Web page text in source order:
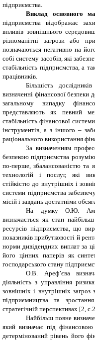
підприємства.
Виклад основного
підприємства відображає
впливів зовнішнього
різноманітні загрози або
позначаються негативно на
собі систему засобів, які
стабільність підприємства, а
працівників.
Більшість
визначенні фінансової
загальному випадку
представляють як певний
стабільність фінансової
інструментів, а з іншого –
раціонального використання
За визначенням
безпекою підприємства
по-перше, збалансованістю та
технологій і послуг, які
стійкістю до внутрішніх і
системи підприємства
місій і завдань достатніми
На думку О.Ю.
визначається як стан
ресурсів підприємства, що
показників прибутковості й
норми дивідендних виплат за
його цінних паперів як
господарського стану
О.В. Ареф’єва
діяльність з управління
зовнішніх і внутрішніх
підприємництва та
стратегічній перспективах [2,
Найбільш повне
який визначає під фінансовою
детермінований рівень його